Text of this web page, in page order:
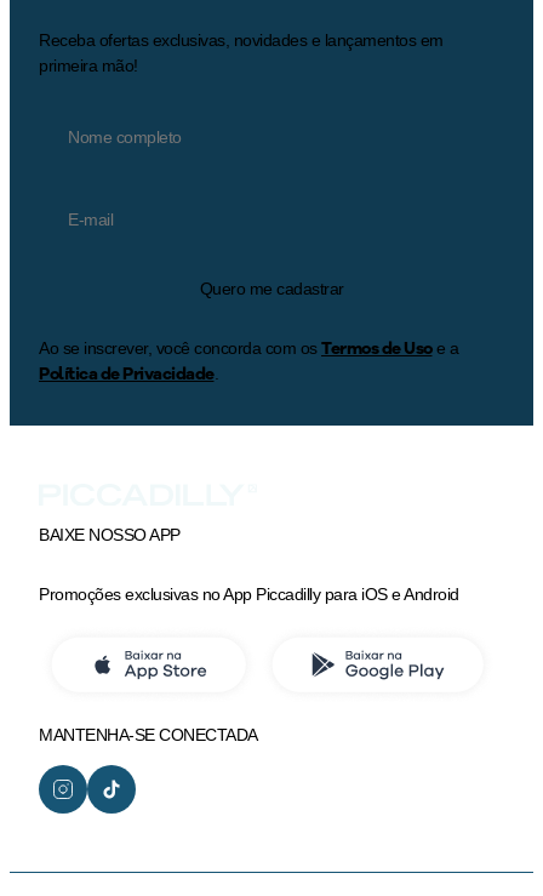
Receba ofertas exclusivas, novidades e lançamentos em
primeira mão!
Quero me cadastrar
Ao se inscrever, você concorda com osTermos de Usoe a
Política de Privacidade.
BAIXE NOSSO APP
Promoções exclusivas no App Piccadilly para iOS e Android
MANTENHA-SE CONECTADA